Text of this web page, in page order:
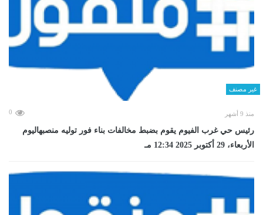
غير مصنف
منذ 9 أشهر 0
رئيس حي غرب الفيوم يقوم بضبط مخالفات بناء فور توليه منصبهاليوم
الأربعاء، 29 أكتوبر 2025 12:34 مـ